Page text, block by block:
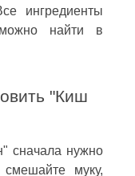
ингредиенты
найти в
"Киш
сначала нужно
смешайте муку,